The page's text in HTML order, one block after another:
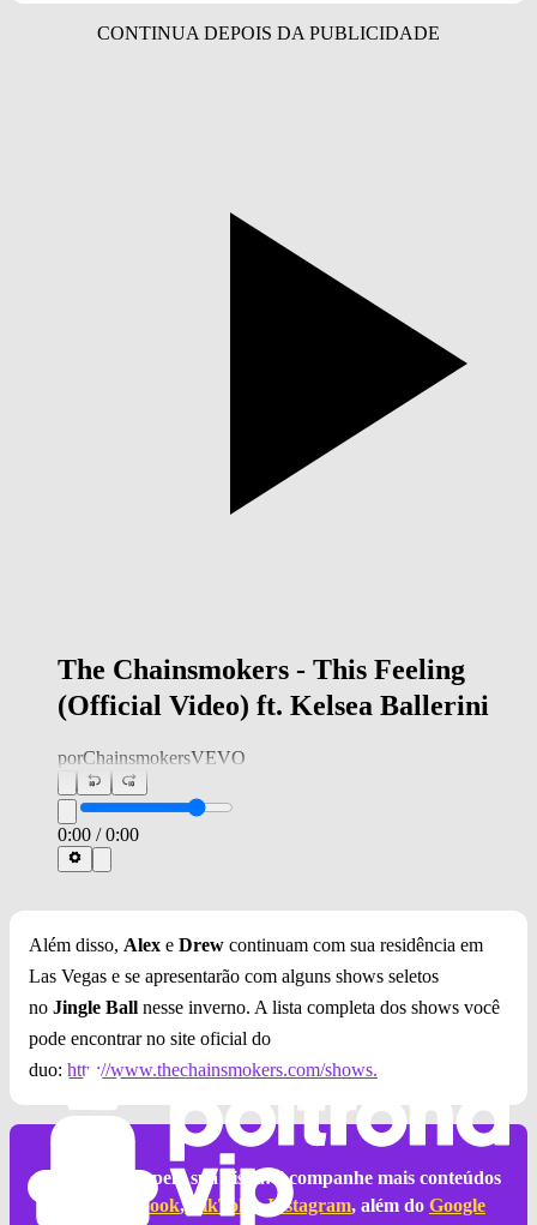
The Chainsmokers - This Feeling
(Official Video) ft. Kelsea Ballerini
porChainsmokersVEVO
0:00 /0:00
Além disso, Alex e Drew continuam com sua residência em
Las Vegas e se apresentarão com alguns shows seletos
no Jingle Ball nesse inverno. A lista completa dos shows você
pode encontrar no site oficial do
duo: http://www.thechainsmokers.com/shows.
Agradecemos pela sua visita! Acompanhe mais conteúdos
Facebook, TikTok eInstagram, além do Google